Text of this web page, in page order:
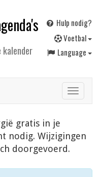
Hulp nodig?
Voetbal
Language
Toggle
gratis in je
nodig. Wijzigingen
doorgevoerd.